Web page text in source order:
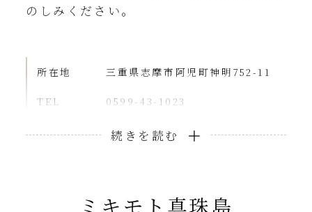
のしみください。
所在地 三重県志摩市阿児町神明752-11
TEL 0599-43-1023
9:30～15:30（乗船時間）
ミキモト真珠島